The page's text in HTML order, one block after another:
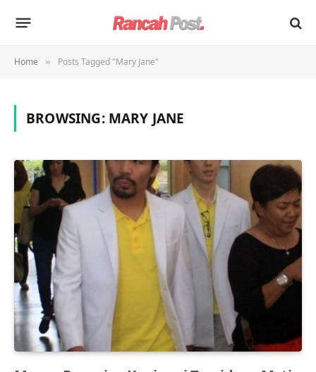
Home » Posts Tagged "Mary Jane"
BROWSING: MARY JANE